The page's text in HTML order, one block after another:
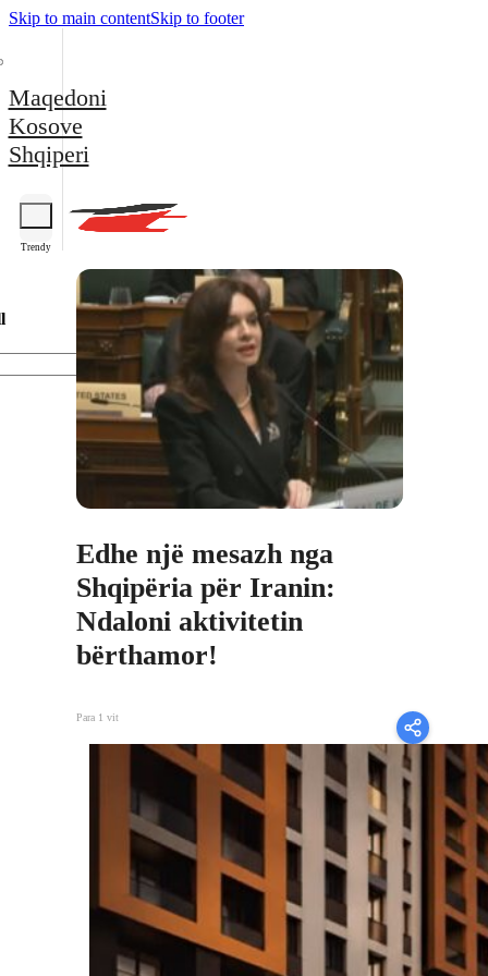
Skip to main contentSkip to footer
Maqedoni
Kosove
Shqiperi
Trendy
Edhe një mesazh nga
Shqipëria për Iranin:
Ndaloni aktivitetin
bërthamor!
Para 1 vit